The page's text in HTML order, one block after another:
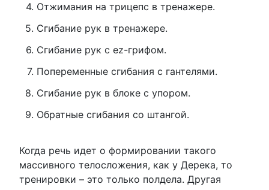
Отжимания на трицепс в тренажере.
Сгибание рук в тренажере.
Сгибание рук с ez-грифом.
Попеременные сгибания с гантелями.
Сгибание рук в блоке с упором.
Обратные сгибания со штангой.
Когда речь идет о формировании такого
массивного телосложения, как у Дерека, то
тренировки – это только полдела. Другая